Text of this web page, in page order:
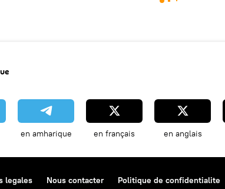
en amharique en français en anglais
legales Nous contacter Politique de confidentialite